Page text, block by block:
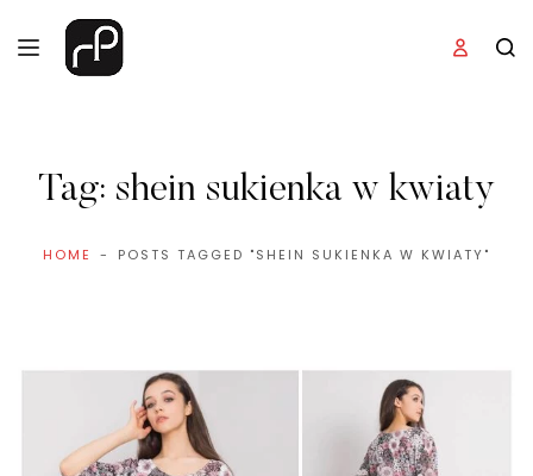
Tag: shein sukienka w kwiaty
HOME POSTS TAGGED "SHEIN SUKIENKA W KWIATY"